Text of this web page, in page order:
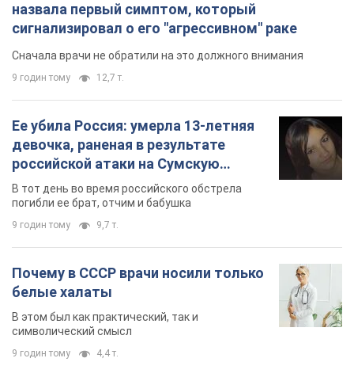
назвала первый симптом, который
сигнализировал о его "агрессивном" раке
Сначала врачи не обратили на это должного внимания
9 годин тому 12,7 т.
Ее убила Россия: умерла 13-летняя
девочка, раненая в результате
российской атаки на Сумскую
область. Фото
В тот день во время российского обстрела
погибли ее брат, отчим и бабушка
9 годин тому 9,7 т.
Почему в СССР врачи носили только
белые халаты
В этом был как практический, так и
символический смысл
9 годин тому 4,4 т.